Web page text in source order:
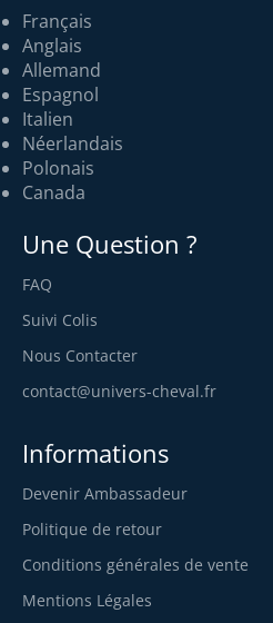
Français
Anglais
Allemand
Espagnol
Italien
Néerlandais
Polonais
Canada
Une Question ?
FAQ
Suivi Colis
Nous Contacter
contact@univers-cheval.fr
Informations
Devenir Ambassadeur
Politique de retour
Conditions générales de vente
Mentions Légales